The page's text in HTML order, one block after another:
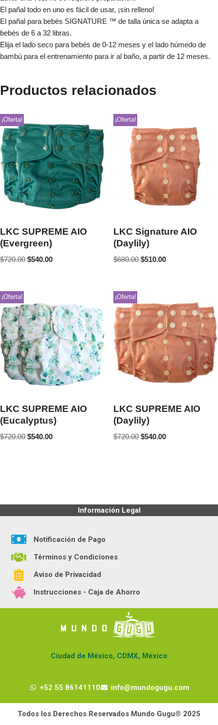
El pañal todo en uno es fácil de usar, ¡sin relleno!
El pañal para bebés SIGNATURE ™ de talla única se adapta a
bebés de 6 a 32 libras.
Elija el lado seco para bebés de 0-12 meses y el lado húmedo de
bambú para el entrenamiento para ir al baño, a partir de 12 meses.
Productos relacionados
¡Oferta!
LKC SUPREME AIO
(Evergreen)
$720.00 $540.00
¡Oferta!
LKC Signature AIO
(Daylily)
$680.00 $510.00
¡Oferta!
LKC SUPREME AIO
(Eucalyptus)
$720.00 $540.00
¡Oferta!
LKC SUPREME AIO
(Daylily)
$720.00 $540.00
Información Legal
Notificación de Pago
Términos y Condiciones
Aviso de Privacidad
Instrucciones - Caja de Ahorro
Ciudad de México, CDMX, México
+52 55 86141110 info@mundogugu.com
Todos los Derechos Reservados Mundo Gugu® 2025